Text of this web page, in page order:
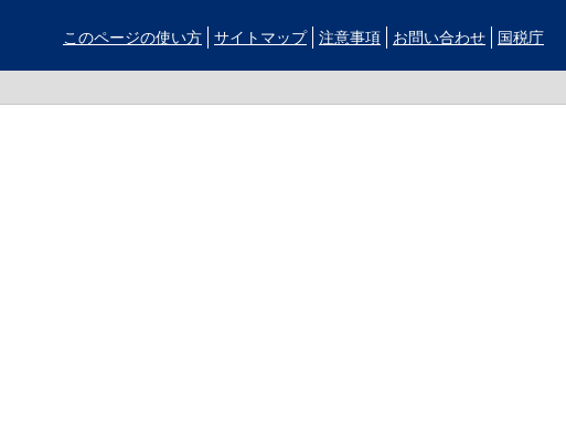
このページの使い方 サイトマップ 注意事項 お問い合わせ 国税庁